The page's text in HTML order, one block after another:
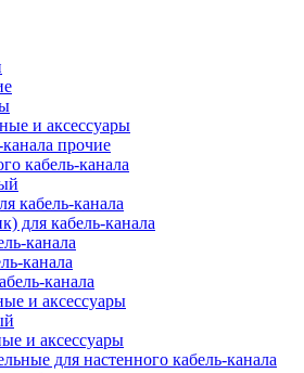
и аксессуары
прочие
кабель-канала
кабель-канала
для кабель-канала
канала
канала
канала
и аксессуары
и аксессуары
для настенного кабель-канала